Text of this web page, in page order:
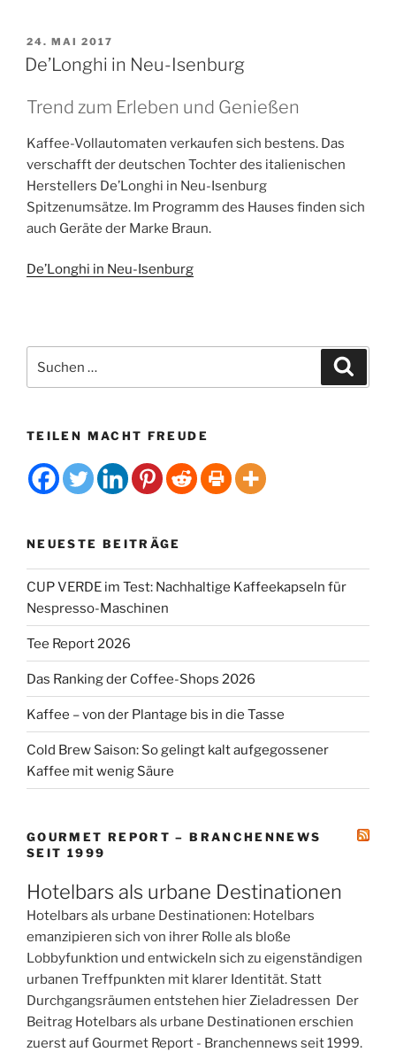
Class
von
VERÖFFENTLICHT
AM
24. MAI 2017
De’Longhi in Neu-Isenburg
Trend zum Erleben und Genießen
Kaffee-Vollautomaten verkaufen sich bestens. Das
verschafft der deutschen Tochter des italienischen
Herstellers De’Longhi in Neu-Isenburg
Spitzenumsätze. Im Programm des Hauses finden sich
auch Geräte der Marke Braun.
De’Longhi in Neu-Isenburg
nach:
TEILEN MACHT FREUDE
NEUESTE BEITRÄGE
CUP VERDE im Test: Nachhaltige Kaffeekapseln für
Nespresso-Maschinen
Tee Report 2026
Das Ranking der Coffee-Shops 2026
Kaffee – von der Plantage bis in die Tasse
Cold Brew Saison: So gelingt kalt aufgegossener
Kaffee mit wenig Säure
GOURMET REPORT – BRANCHENNEWS
SEIT 1999
Hotelbars als urbane Destinationen
Hotelbars als urbane Destinationen: Hotelbars
emanzipieren sich von ihrer Rolle als bloße
Lobbyfunktion und entwickeln sich zu eigenständigen
urbanen Treffpunkten mit klarer Identität. Statt
Durchgangsräumen entstehen hier Zieladressen Der
Beitrag Hotelbars als urbane Destinationen erschien
zuerst auf Gourmet Report - Branchennews seit 1999.